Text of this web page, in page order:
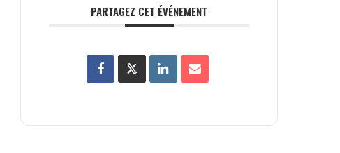
PARTAGEZ CET ÉVÉNEMENT